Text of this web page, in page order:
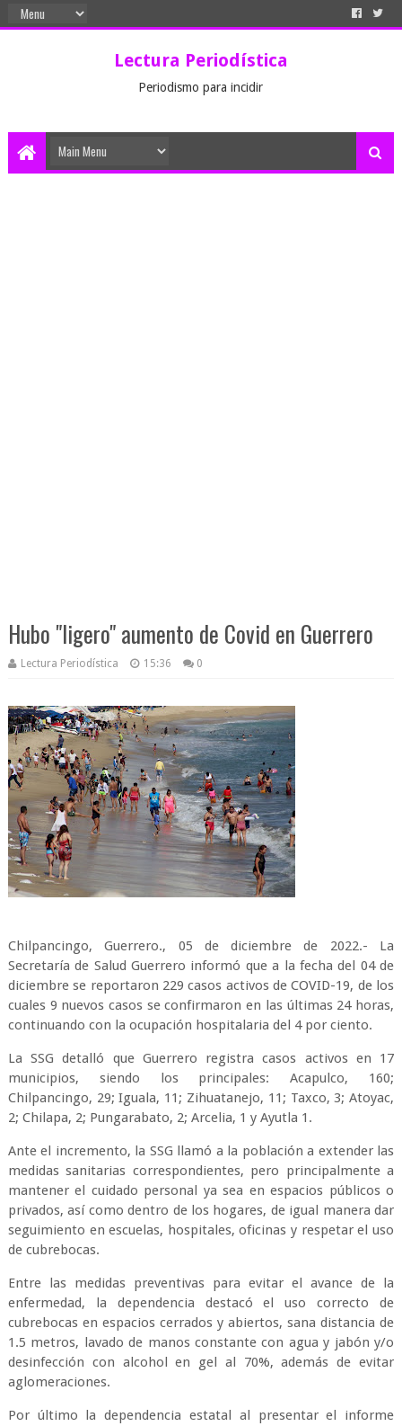
Lectura Periodística
Periodismo para incidir
Hubo "ligero" aumento de Covid en Guerrero
Lectura Periodística 15:36 0
Chilpancingo, Guerrero., 05 de diciembre de 2022.- La
Secretaría de Salud Guerrero informó que a la fecha del 04 de
diciembre se reportaron 229 casos activos de COVID-19, de los
cuales 9 nuevos casos se confirmaron en las últimas 24 horas,
continuando con la ocupación hospitalaria del 4 por ciento.
La SSG detalló que Guerrero registra casos activos en 17
municipios, siendo los principales: Acapulco, 160;
Chilpancingo, 29; Iguala, 11; Zihuatanejo, 11; Taxco, 3; Atoyac,
2; Chilapa, 2; Pungarabato, 2; Arcelia, 1 y Ayutla 1.
Ante el incremento, la SSG llamó a la población a extender las
medidas sanitarias correspondientes, pero principalmente a
mantener el cuidado personal ya sea en espacios públicos o
privados, así como dentro de los hogares, de igual manera dar
seguimiento en escuelas, hospitales, oficinas y respetar el uso
de cubrebocas.
Entre las medidas preventivas para evitar el avance de la
enfermedad, la dependencia destacó el uso correcto de
cubrebocas en espacios cerrados y abiertos, sana distancia de
1.5 metros, lavado de manos constante con agua y jabón y/o
desinfección con alcohol en gel al 70%, además de evitar
aglomeraciones.
Por último la dependencia estatal al presentar el informe